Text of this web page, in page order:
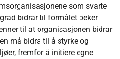
som svarte
grad bidrar til formålet peker
til at organisasjonen bidrar
må bidra til å styrke og
fremfor å initiere egne